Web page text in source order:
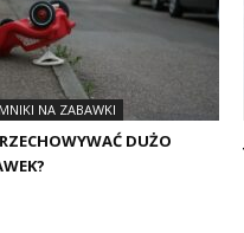
NA ZABAWKI
DUŻO